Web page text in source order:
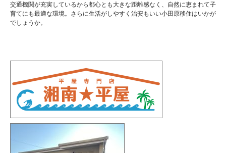
交通機関が充実しているから都心とも大きな距離感なく、自然に恵まれて子
育てにも最適な環境。さらに生活がしやすく治安もいい小田原移住はいかが
でしょうか。